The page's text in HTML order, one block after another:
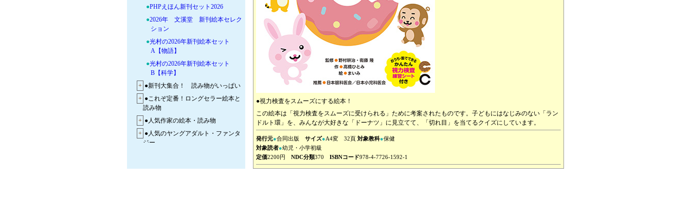
●PHPえほん新刊セット2026
●2026年 文溪堂 新刊絵本セレク
ション
●光村の2026年新刊絵本セット
A【物語】
●光村の2026年新刊絵本セット
B【科学】
+ ●新刊大集合！ 読み物がいっぱい
+ ●これぞ定番！ロングセラー絵本と
読み物
+ ●人気作家の絵本・読み物
+ ●人気のヤングアダルト・ファンタ
ジー
+ ●大好き 乗りものの本！
●視力検査をスムーズにする絵本！
この絵本は「視力検査をスムーズに受けられる」ために考案されたものです。子どもにはなじみのない「ラン
ドルト環」を、みんなが大好きな「ドーナツ」に見立てて、「切れ目」を当てるクイズにしています。
発行元●合同出版 サイズ●A4変 32頁 対象教科●保健
対象読者●幼児・小学初級
定価2200円 NDC分類370 ISBNコード978-4-7726-1592-1